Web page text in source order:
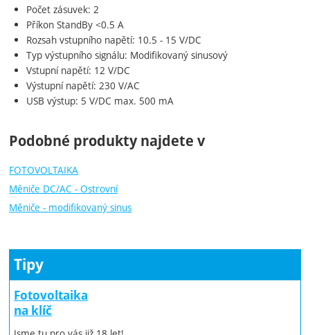
Počet zásuvek: 2
Příkon StandBy <0.5 A
Rozsah vstupního napětí: 10.5 - 15 V/DC
Typ výstupního signálu: Modifikovaný sinusový
Vstupní napětí: 12 V/DC
Výstupní napětí: 230 V/AC
USB výstup: 5 V/DC max. 500 mA
Podobné produkty najdete v
FOTOVOLTAIKA
Měniče DC/AC - Ostrovní
Měniče - modifikovaný sinus
Tipy
Fotovoltaika
na klíč